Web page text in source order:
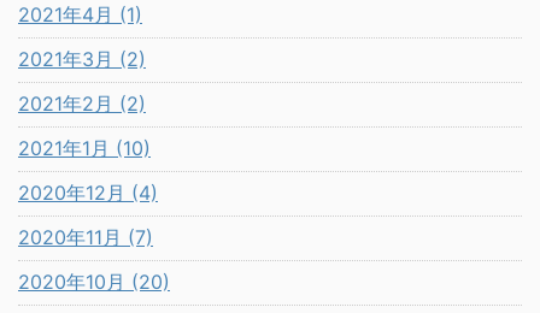
2021年4月 (1)
2021年3月 (2)
2021年2月 (2)
2021年1月 (10)
2020年12月 (4)
2020年11月 (7)
2020年10月 (20)